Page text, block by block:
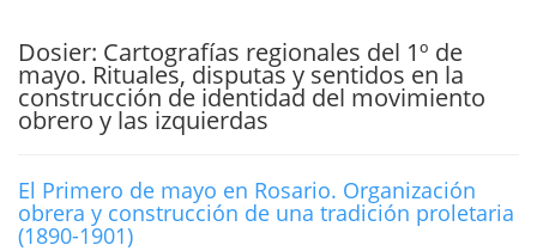
Dosier: Cartografías regionales del 1º de
mayo. Rituales, disputas y sentidos en la
construcción de identidad del movimiento
obrero y las izquierdas
El Primero de mayo en Rosario. Organización
obrera y construcción de una tradición proletaria
(1890-1901)